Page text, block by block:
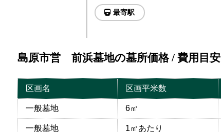
最寄駅
島原市営 前浜墓地の墓所価格 / 費用目安
区画名 区画平米数
一般墓地 6㎡
一般墓地 1㎡あたり